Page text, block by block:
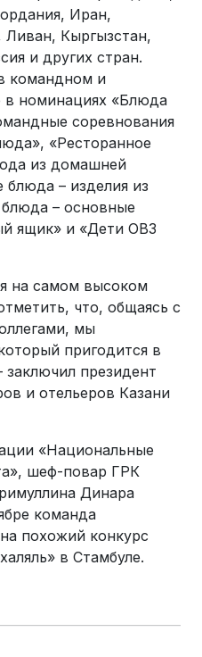
Иран,
Ливан, Кыргызстан,
и других стран.
командном и
в номинациях «Блюда
соревнования
«Ресторанное
из домашней
– изделия из
– основные
ящик» и «Дети ОВЗ
на самом высоком
что, общаясь с
мы
пригодится в
президент
и отельеров Казани
«Национальные
шеф-повар ГРК
Динара
команда
похожий конкурс
в Стамбуле.